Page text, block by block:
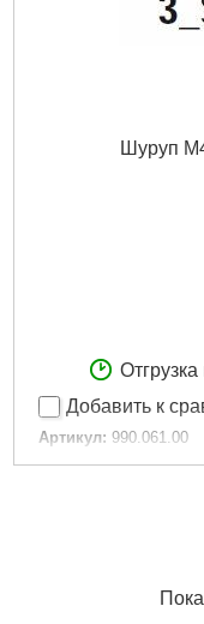
Шуруп
Добавить к
Артикул: 990.061.00
Код товара: 30.79.54